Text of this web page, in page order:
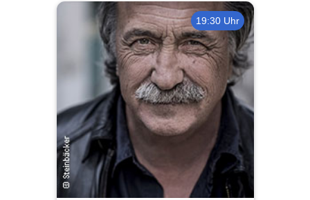
19:30 Uhr